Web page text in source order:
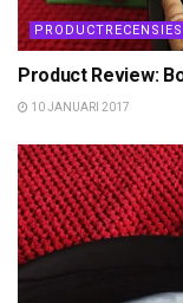
PRODUCTRECENSIES
Product Review:
10 JANUARI 2017